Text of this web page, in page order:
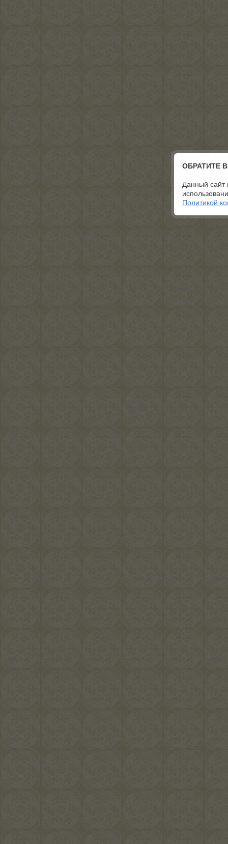
ОБРАТИТЕ
Данный сайт
Политикой